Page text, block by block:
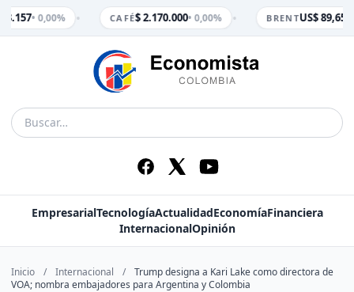
• 0,00% CAFÉ$ 2.170.000• 0,00% BRENTUS$ 89,65•
EmpresarialTecnologíaActualidadEconomíaFinanciera
InternacionalOpinión
Inicio / Internacional /
Trump designa a Kari Lake como directora de
VOA; nombra embajadores para Argentina y Colombia